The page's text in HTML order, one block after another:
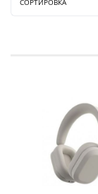
СОРТИРОВКА